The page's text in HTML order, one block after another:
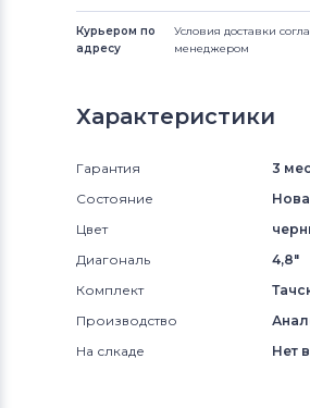
Курьером по
адресу
Условия доставки
менеджером
Характеристики
Гарантия
3
Состояние
Цвет
Диагональ
4,8"
Комплект
Производство
На слкаде
Нет